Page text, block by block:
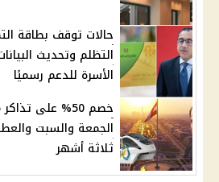
حالات توقف بطاقة
التظلم وتحديث
الأسرة للدعم رسميًا
خصم 50% على
الجمعة والسبت
ثلاثة أشهر